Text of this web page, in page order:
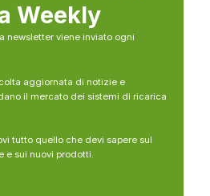
Weekly
newsletter viene inviato ogni
aggiornata di notizie e
il mercato dei sistemi di ricarica
tutto quello che devi sapere sul
e sui nuovi prodotti.